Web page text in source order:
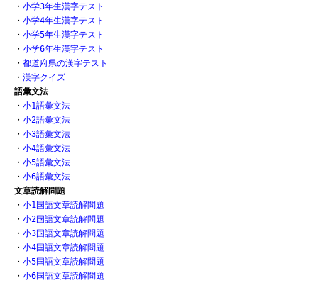
・ 小学3年生漢字テスト
・ 小学4年生漢字テスト
・ 小学5年生漢字テスト
・ 小学6年生漢字テスト
・ 都道府県の漢字テスト
・ 漢字クイズ
語彙文法
・ 小1語彙文法
・ 小2語彙文法
・ 小3語彙文法
・ 小4語彙文法
・ 小5語彙文法
・ 小6語彙文法
文章読解問題
・ 小1国語文章読解問題
・ 小2国語文章読解問題
・ 小3国語文章読解問題
・ 小4国語文章読解問題
・ 小5国語文章読解問題
・ 小6国語文章読解問題